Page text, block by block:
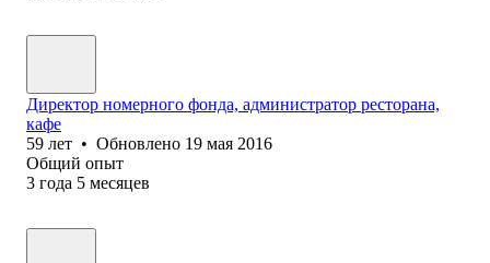
Директор номерного фонда, администратор ресторана,
кафе
59 лет • Обновлено 19 мая 2016
Общий опыт
3 года 5 месяцев